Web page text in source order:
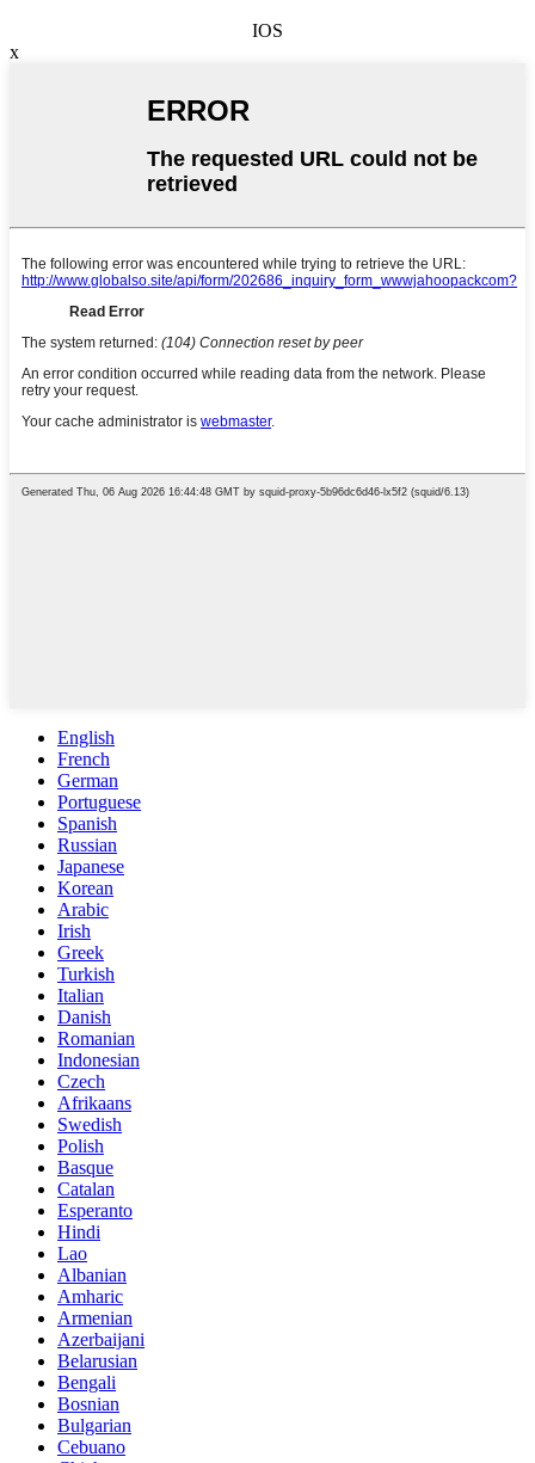
IOS
x
English
French
German
Portuguese
Spanish
Russian
Japanese
Korean
Arabic
Irish
Greek
Turkish
Italian
Danish
Romanian
Indonesian
Czech
Afrikaans
Swedish
Polish
Basque
Catalan
Esperanto
Hindi
Lao
Albanian
Amharic
Armenian
Azerbaijani
Belarusian
Bengali
Bosnian
Bulgarian
Cebuano